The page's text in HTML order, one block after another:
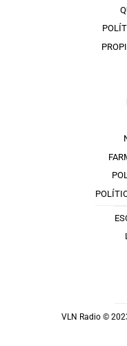
VLN Radio ©